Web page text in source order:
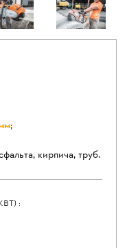
;
кирпича, труб.
: